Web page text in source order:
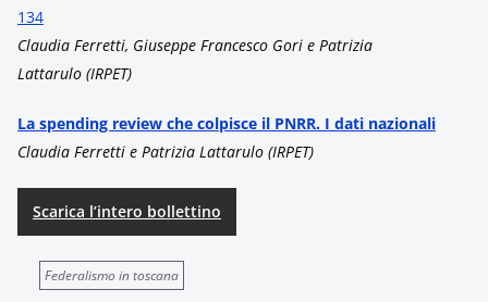
134
Claudia Ferretti, Giuseppe Francesco Gori e Patrizia
Lattarulo (IRPET)
La spending review che colpisce il PNRR. I dati nazionali
Claudia Ferretti e Patrizia Lattarulo (IRPET)
Scarica l’intero bollettino
Federalismo in toscana